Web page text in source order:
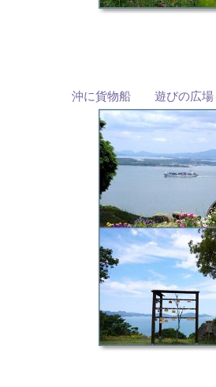
沖に貨物船 遊びの広